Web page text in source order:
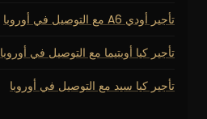
تأجير أودي A6 مع التوصيل في أوروبا
تأجير كيا أوبتيما مع التوصيل في أوروبا
تأجير كيا سيد مع التوصيل في أوروبا